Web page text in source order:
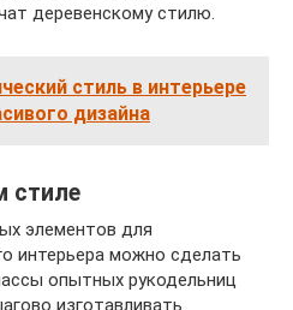
деревенскому стилю.
стиль в интерьере
дизайна
стиле
элементов для
интерьера можно сделать
опытных рукодельниц
изготавливать